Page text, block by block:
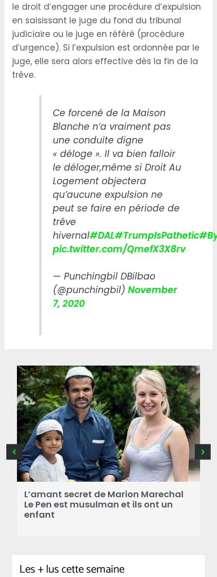
le droit d’engager une procédure d’expulsion
en saisissant le juge du fond du tribunal
judiciaire ou le juge en référé (procédure
d’urgence). Si l’expulsion est ordonnée par le
juge, elle sera alors effective dès la fin de la
trêve.
Ce forcené de la Maison
Blanche n’a vraiment pas
une conduite digne
« déloge ». Il va bien falloir
le déloger,même si Droit Au
Logement objectera
qu’aucune expulsion ne
peut se faire en période de
trêve
hivernal#DAL#TrumpIsPathetic
pic.twitter.com/QmefX3X8rv
— Punchingbil DBilbao
(@punchingbil) November
7, 2020
L’amant secret de Marion Marechal
Le Pen est musulman et ils ont un
enfant
Les + lus cette semaine